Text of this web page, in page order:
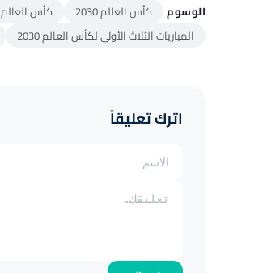
الوسوم كأس العالم 2030 كأس العالم 2030 في أمريكا الجنوبية
المباريات الثلاث الأولى لكأس العالم 2030
اترك تعليقاً